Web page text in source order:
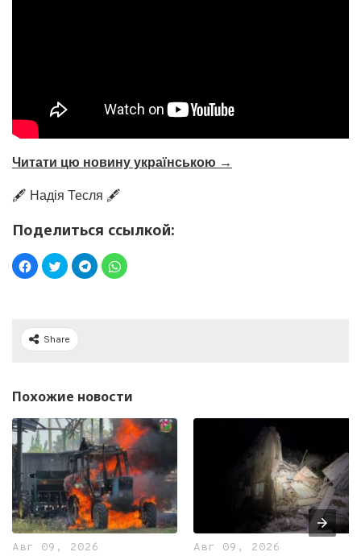
Читати цю новину українською →
🖋️ Надія Тесля 🖋️
Поделиться ссылкой:
Share
Похожие новости
Авг 09, 2026 Авг 09, 2026